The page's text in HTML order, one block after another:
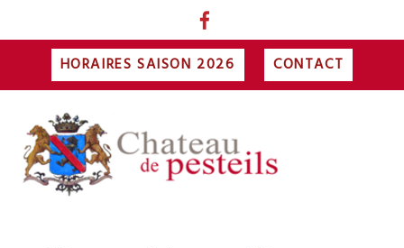
HORAIRES SAISON 2026 CONTACT